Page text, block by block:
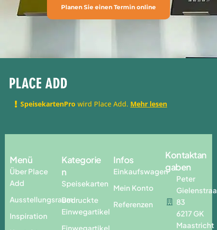
Planen Sie einen Termin online
SpeisekartenPro wird Place Add. Mehr lesen
Menü
Über Place
Add
Ausstellungsraum
Inspiration
Kategorie
n
Speisekarten
Bedruckte
Einwegartikel
Einwegartikel
Infos
Einkaufswagen
Mein Konto
Referenzen
Kontaktan
gaben
Peter
83
6217 GK
Maastricht